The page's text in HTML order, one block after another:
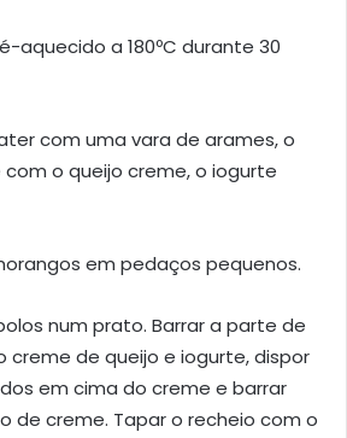
aquecido a 180ºC durante 30
com uma vara de arames, o
o queijo creme, o iogurte
em pedaços pequenos.
num prato. Barrar a parte de
creme de queijo e iogurte, dispor
em cima do creme e barrar
de creme. Tapar o recheio com o